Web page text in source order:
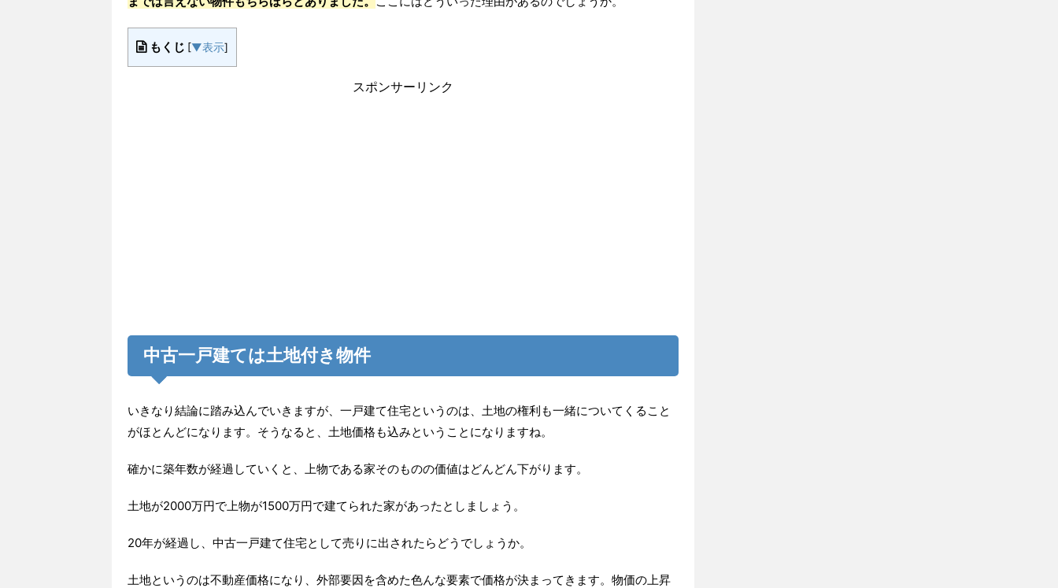
もくじ [▼表示]
スポンサーリンク
中古一戸建ては土地付き物件
いきなり結論に踏み込んでいきますが、一戸建て住宅というのは、土地の権利も一緒についてくること
がほとんどになります。そうなると、土地価格も込みということになりますね。
確かに築年数が経過していくと、上物である家そのものの価値はどんどん下がります。
土地が2000万円で上物が1500万円で建てられた家があったとしましょう。
20年が経過し、中古一戸建て住宅として売りに出されたらどうでしょうか。
土地というのは不動産価格になり、外部要因を含めた色んな要素で価格が決まってきます。物価の上昇